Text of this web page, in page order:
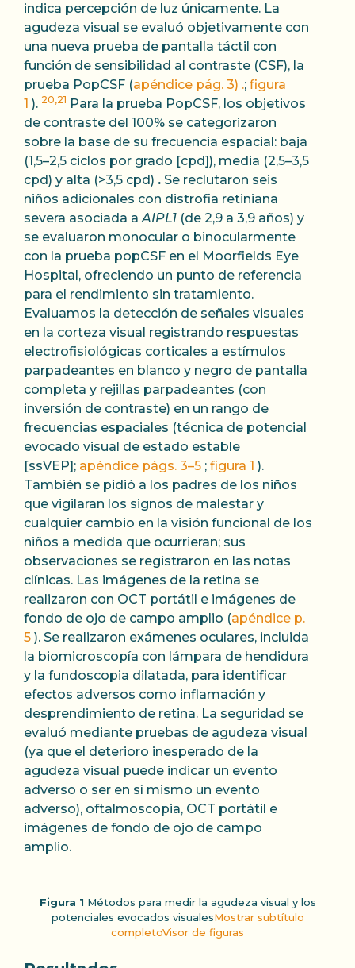
​​indica percepción de luz únicamente. La
agudeza visual se evaluó objetivamente con
una nueva prueba de pantalla táctil con
función de sensibilidad al contraste (CSF), la
prueba PopCSF (apéndice pág. 3) .; figura
1 ). 20,21 Para la prueba PopCSF, los objetivos
de contraste del 100% se categorizaron
sobre la base de su frecuencia espacial: baja
(1,5–2,5 ciclos por grado [cpd]), media (2,5–3,5
cpd) y alta (>3,5 cpd) . Se reclutaron seis
niños adicionales con distrofia retiniana
severa asociada aAIPL1 (de 2,9 a 3,9 años) y
se evaluaron monocular o binocularmente
con la prueba popCSF en el Moorfields Eye
Hospital, ofreciendo un punto de referencia
para el rendimiento sin tratamiento.
Evaluamos la detección de señales visuales
en la corteza visual registrando respuestas
electrofisiológicas corticales a estímulos
parpadeantes en blanco y negro de pantalla
completa y rejillas parpadeantes (con
inversión de contraste) en un rango de
frecuencias espaciales (técnica de potencial
evocado visual de estado estable
[ssVEP]; apéndice págs. 3–5 ; figura 1 ).
También se pidió a los padres de los niños
que vigilaran los signos de malestar y
cualquier cambio en la visión funcional de los
niños a medida que ocurrieran; sus
observaciones se registraron en las notas
clínicas. Las imágenes de la retina se
realizaron con OCT portátil e imágenes de
fondo de ojo de campo amplio (apéndice p.
5 ). Se realizaron exámenes oculares, incluida
la biomicroscopía con lámpara de hendidura
y la fundoscopia dilatada, para identificar
efectos adversos como inflamación y
desprendimiento de retina. La seguridad se
evaluó mediante pruebas de agudeza visual
(ya que el deterioro inesperado de la
agudeza visual puede indicar un evento
adverso o ser en sí mismo un evento
adverso), oftalmoscopia, OCT portátil e
imágenes de fondo de ojo de campo
amplio.
Figura 1 Métodos para medir la agudeza visual y los
potenciales evocados visualesMostrar subtítulo
completoVisor de figuras